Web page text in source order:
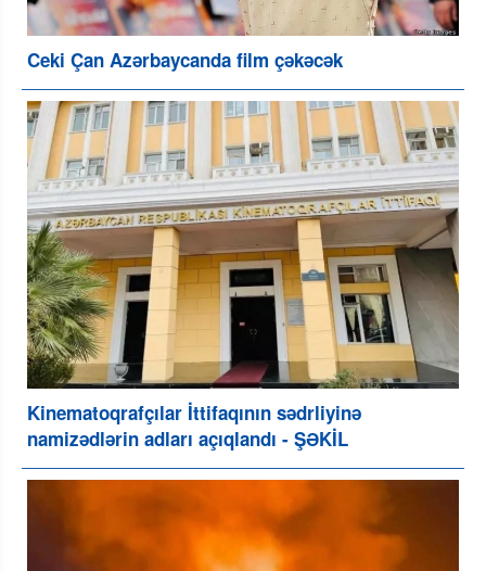
Ceki Çan Azərbaycanda film çəkəcək
Kinematoqrafçılar İttifaqının sədrliyinə
namizədlərin adları açıqlandı - ŞƏKİL